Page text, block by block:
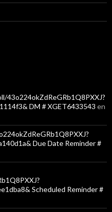
43o224okZdReGRb1Q8PXXJ?
DM # XGET6433543 en
Due Date Reminder #
Scheduled Reminder #